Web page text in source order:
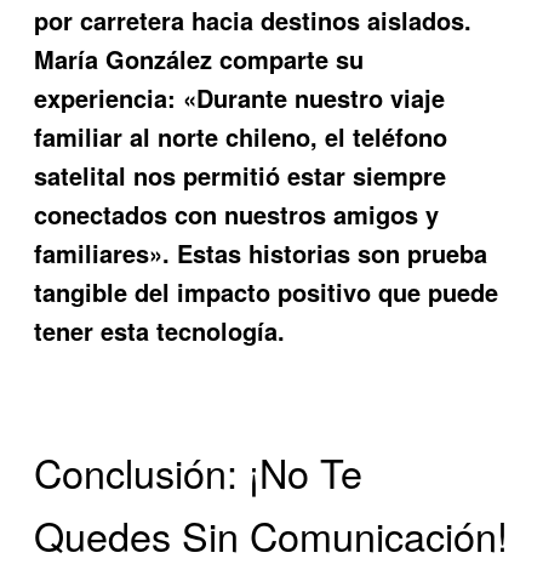
por carretera hacia destinos aislados.
María González comparte su
experiencia: «Durante nuestro viaje
familiar al norte chileno, el teléfono
satelital nos permitió estar siempre
conectados con nuestros amigos y
familiares». Estas historias son prueba
tangible del impacto positivo que puede
tener esta tecnología.
Conclusión: ¡No Te
Quedes Sin Comunicación!